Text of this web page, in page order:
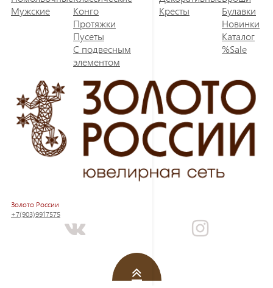
Мужские
Конго
Протяжки
Пусеты
С подвесным
элементом
Кресты
Булавки
Новинки
Каталог
%Sale
Золото России
+7(903)9917575